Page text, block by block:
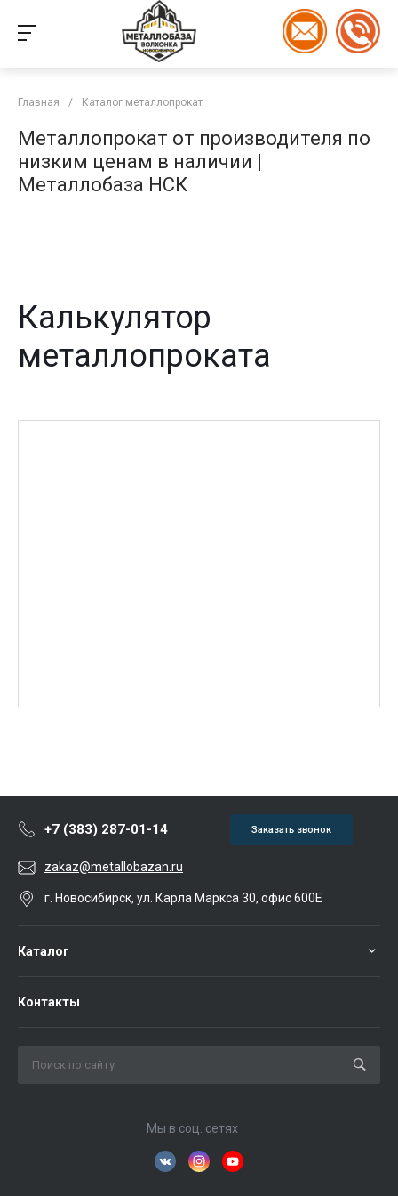
Главная / Каталог металлопрокат
Металлопрокат от производителя по
низким ценам в наличии |
Металлобаза НСК
Калькулятор
металлопроката
+7 (383) 287-01-14 Заказать звонок
zakaz@metallobazan.ru
г. Новосибирск, ул. Карла Маркса 30, офис 600Е
Каталог
Контакты
Мы в соц. сетях